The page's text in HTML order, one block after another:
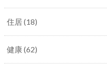
住居(18)
健康(62)